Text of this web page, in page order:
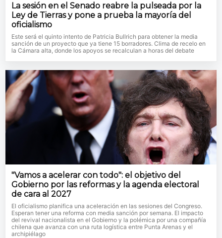
La sesión en el Senado reabre la pulseada por la
Ley de Tierras y pone a prueba la mayoría del
oficialismo
Este será el quinto intento de Patricia Bullrich para obtener la media
sanción de un proyecto que ya tiene 15 borradores. Clima de recelo en
la Cámara alta, donde los apoyos se recalculan a horas del debate
"Vamos a acelerar con todo": el objetivo del
Gobierno por las reformas y la agenda electoral
de cara al 2027
El oficialismo planifica una aceleración en las sesiones del Congreso.
Esperan tener una reforma con media sanción por semana. El impacto
del revival nacionalista en el Gobierno y la polémica por una compañía
chilena que avanza con una ruta logística entre Punta Arenas y el
archipiélago